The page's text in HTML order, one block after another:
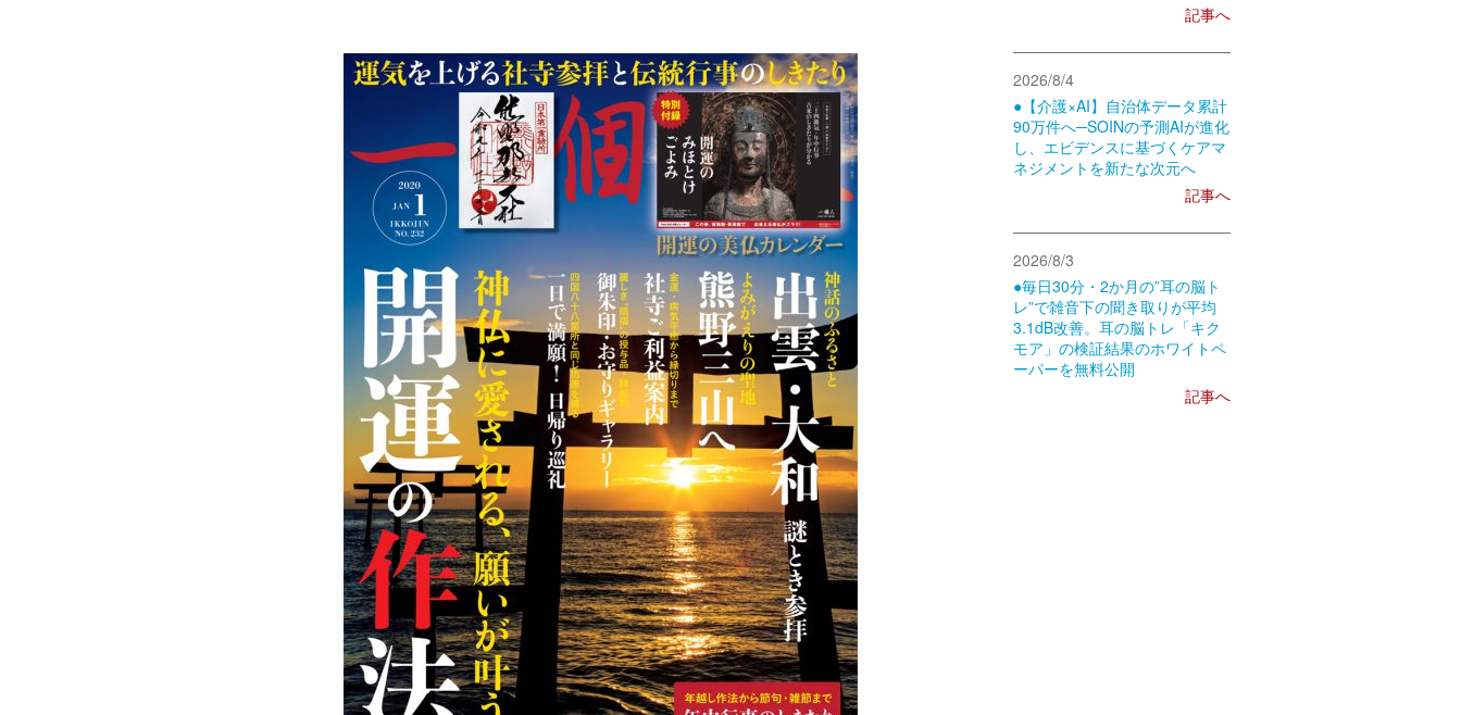
記事へ
2026/8/4
●【介護×AI】自治体データ累計
90万件へ─SOINの予測AIが進化
し、エビデンスに基づくケアマ
ネジメントを新たな次元へ
記事へ
2026/8/3
●毎日30分・2か月の”耳の脳ト
レ”で雑音下の聞き取りが平均
3.1dB改善。耳の脳トレ「キク
モア」の検証結果のホワイトペ
ーパーを無料公開
記事へ